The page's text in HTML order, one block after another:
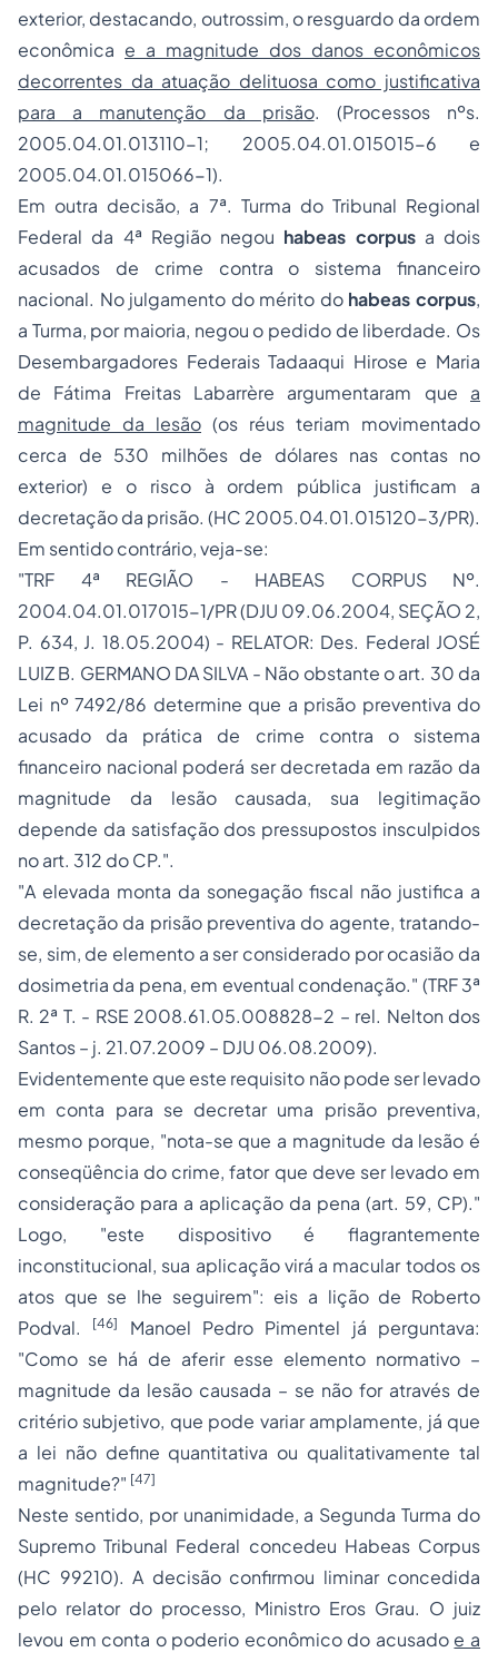
exterior, destacando, outrossim, o resguardo da ordem
econômica e a magnitude dos danos econômicos
decorrentes da atuação delituosa como justificativa
para a manutenção da prisão. (Processos nºs.
2005.04.01.013110-1; 2005.04.01.015015-6 e
2005.04.01.015066-1).
Em outra decisão, a 7ª. Turma do Tribunal Regional
Federal da 4ª Região negou habeas corpusa dois
acusados de crime contra o sistema financeiro
nacional. No julgamento do mérito do habeas corpus,
a Turma, por maioria, negou o pedido de liberdade. Os
Desembargadores Federais Tadaaqui Hirose e Maria
de Fátima Freitas Labarrère argumentaram que a
magnitude da lesão (os réus teriam movimentado
cerca de 530 milhões de dólares nas contas no
exterior) e o risco à ordem pública justificam a
decretação da prisão. (HC 2005.04.01.015120-3/PR).
Em sentido contrário, veja-se:
"TRF 4ª REGIÃO - HABEAS CORPUS Nº.
2004.04.01.017015-1/PR (DJU 09.06.2004, SEÇÃO 2,
P. 634, J. 18.05.2004) - RELATOR: Des. Federal JOSÉ
LUIZ B. GERMANO DA SILVA - Não obstante o art. 30 da
Lei nº 7492/86 determine que a prisão preventiva do
acusado da prática de crime contra o sistema
financeiro nacional poderá ser decretada em razão da
magnitude da lesão causada, sua legitimação
depende da satisfação dos pressupostos insculpidos
no art. 312 do CP.".
"A elevada monta da sonegação fiscal não justifica a
decretação da prisão preventiva do agente, tratando-
se, sim, de elemento a ser considerado por ocasião da
dosimetria da pena, em eventual condenação." (TRF 3ª
R. 2ª T. - RSE 2008.61.05.008828-2 – rel. Nelton dos
Santos – j. 21.07.2009 – DJU 06.08.2009).
Evidentemente que este requisito não pode ser levado
em conta para se decretar uma prisão preventiva,
mesmo porque, "nota-se que a magnitude da lesão é
conseqüência do crime, fator que deve ser levado em
consideração para a aplicação da pena (art. 59, CP)."
Logo, "este dispositivo é flagrantemente
inconstitucional, sua aplicação virá a macular todos os
atos que se lhe seguirem": eis a lição de Roberto
Podval.
[46]
Manoel Pedro Pimentel já perguntava:
"Como se há de aferir esse elemento normativo –
magnitude da lesão causada – se não for através de
critério subjetivo, que pode variar amplamente, já que
a lei não define quantitativa ou qualitativamente tal
magnitude?" [47]
Neste sentido, por unanimidade, a Segunda Turma do
Supremo Tribunal Federal concedeu Habeas Corpus
(HC 99210). A decisão confirmou liminar concedida
pelo relator do processo, Ministro Eros Grau. O juiz
levou em conta o poderio econômico do acusado e a